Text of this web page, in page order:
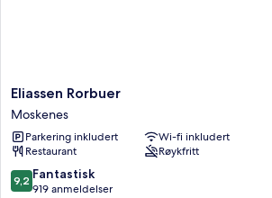
Eliassen
Rorbuer
Moskenes
Eliassen Rorbuer
Moskenes
Parkering inkludert
Wi-fi inkludert
Restaurant
Røykfritt
9.2
av
9,2 Fantastisk
919 anmeldelser